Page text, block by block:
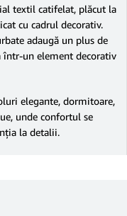
textil catifelat, plăcut la
cu cadrul decorativ.
adaugă un plus de
într-un element decorativ
elegante, dormitoare,
unde confortul se
la detalii.